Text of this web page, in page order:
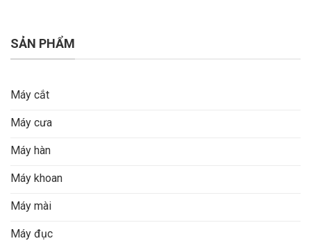
SẢN PHẨM
Máy cắt
Máy cưa
Máy hàn
Máy khoan
Máy mài
Máy đục